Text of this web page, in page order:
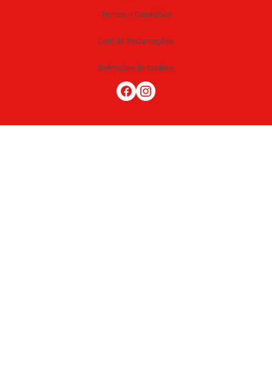
Termos e Condições
Livro de Reclamações
Definições de cookies